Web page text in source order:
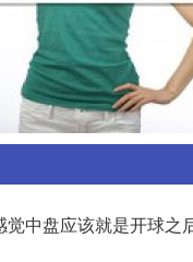
中盘应该就是开球